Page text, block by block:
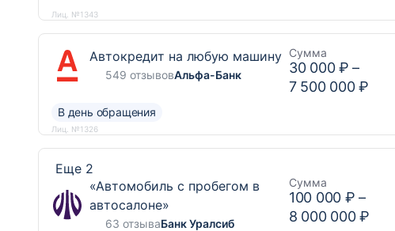
Лиц. №1343
Автокредит на любую машину
549 отзывовАльфа-Банк
Сумма
30 000 ₽ –
7 500 000 ₽
В день обращения
Лиц. №1326
Еще 2
«Автомобиль с пробегом в
автосалоне»
63 отзываБанк Уралсиб
Сумма
100 000 ₽ –
8 000 000 ₽